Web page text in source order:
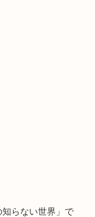
らない世界」で